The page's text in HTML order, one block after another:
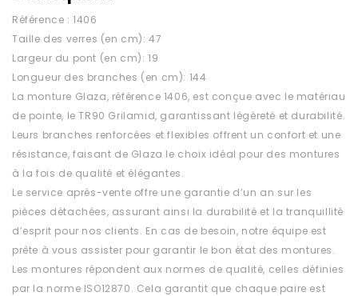
Référence : 1406
Taille des verres (en cm): 47
Largeur du pont (en cm): 19
Longueur des branches (en cm): 144
La monture Glaza, référence 1406, est conçue avec le matériau
de pointe, le TR90 Grilamid, garantissant légèreté et durabilité.
Leurs branches renforcées et flexibles offrent un confort et une
résistance, faisant de Glaza le choix idéal pour des montures
à la fois de qualité et élégantes.
Le service après-vente offre une garantie d’un an sur les
pièces détachées, assurant ainsi la durabilité et la tranquillité
d’esprit pour nos clients. En cas de besoin, notre équipe est
prête à vous assister pour garantir le bon état des montures.
Les montures répondent aux normes de qualité, celles définies
par la norme ISO12870. Cela garantit que chaque paire est